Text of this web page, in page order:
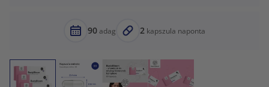
90adag 2 kapszula naponta